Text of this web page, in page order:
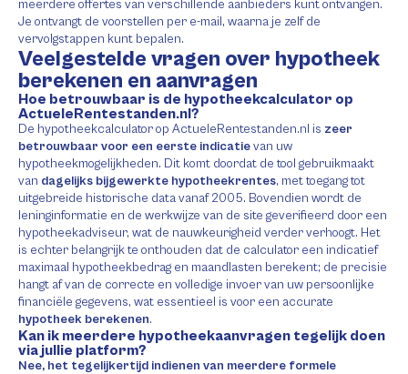
meerdere offertes van verschillende aanbieders kunt ontvangen.
Je ontvangt de voorstellen per e-mail, waarna je zelf de
vervolgstappen kunt bepalen.
Veelgestelde vragen over hypotheek
berekenen en aanvragen
Hoe betrouwbaar is de hypotheekcalculator op
ActueleRentestanden.nl?
De hypotheekcalculator op ActueleRentestanden.nl is zeer
betrouwbaar voor een eerste indicatievan uw
hypotheekmogelijkheden. Dit komt doordat de tool gebruikmaakt
van dagelijks bijgewerkte hypotheekrentes, met toegang tot
uitgebreide historische data vanaf 2005. Bovendien wordt de
leninginformatie en de werkwijze van de site geverifieerd door een
hypotheekadviseur, wat de nauwkeurigheid verder verhoogt. Het
is echter belangrijk te onthouden dat de calculator een indicatief
maximaal hypotheekbedrag en maandlasten berekent; de precisie
hangt af van de correcte en volledige invoer van uw persoonlijke
financiële gegevens, wat essentieel is voor een accurate
hypotheek berekenen.
Kan ik meerdere hypotheekaanvragen tegelijk doen
via jullie platform?
Nee, het tegelijkertijd indienen van meerdere formele